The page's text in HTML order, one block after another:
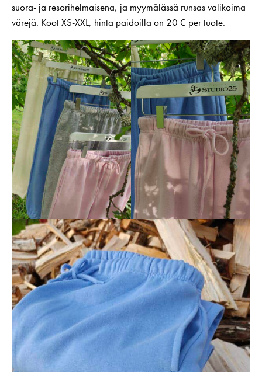
suora- ja resorihelmaisena, ja myymälässä runsas valikoima
värejä. Koot XS-XXL, hinta paidoilla on 20 € per tuote.